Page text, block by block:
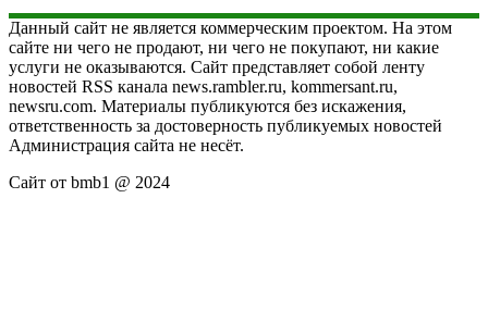
Данный сайт не является коммерческим проектом. На этом
сайте ни чего не продают, ни чего не покупают, ни какие
услуги не оказываются. Сайт представляет собой ленту
новостей RSS канала news.rambler.ru, kommersant.ru,
newsru.com. Материалы публикуются без искажения,
ответственность за достоверность публикуемых новостей
Администрация сайта не несёт.
Сайт от bmb1 @ 2024